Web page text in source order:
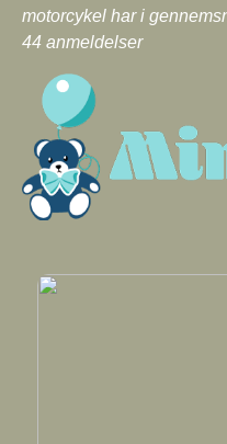
motorcykel har i
44 anmeldelser